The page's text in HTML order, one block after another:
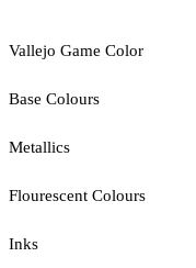
Vallejo Game Color
Base Colours
Metallics
Flourescent Colours
Inks